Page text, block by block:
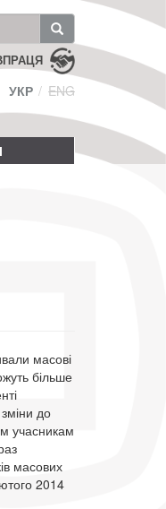
УКР ENG
масові
більше
до
учасникам
масових
2014